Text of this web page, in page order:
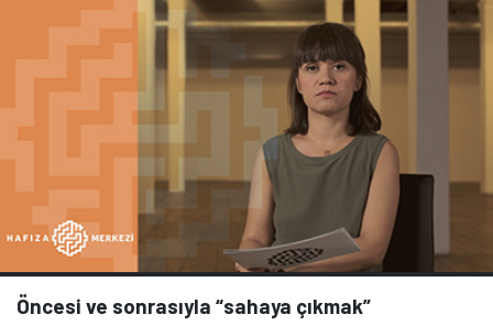
Öncesi ve sonrasıyla “sahaya çıkmak”